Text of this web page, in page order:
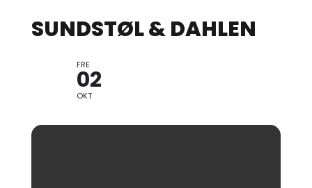
SUNDSTØL & DAHLEN
FRE
02
OKT